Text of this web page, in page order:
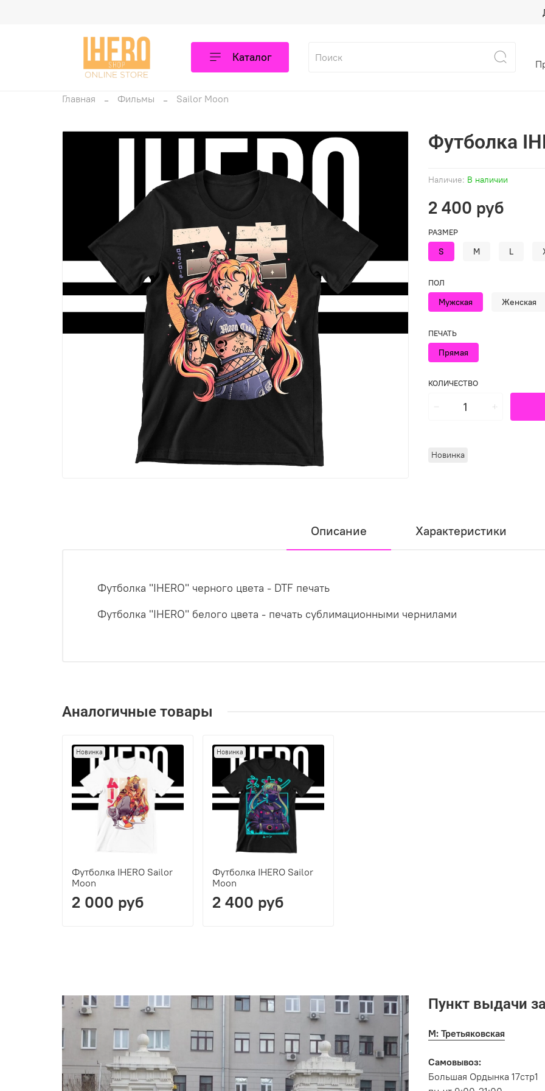
Каталог
Главная Фильмы Sailor Moon
Наличие: В наличии
Новинка
Футболка
2 400 руб
КОЛИЧЕСТВО
РАЗМЕР
S M L
ПОЛ
Мужская Женская
ПЕЧАТЬ
Прямая
Описание Характеристики
Футболка "IHERO" черного цвета - DTF печать
Футболка "IHERO" белого цвета - печать сублимационными чернилами
Аналогичные товары
Новинка
Футболка IHERO Sailor
Moon
2 000 руб
Новинка
Футболка IHERO Sailor
Moon
2 400 руб
Пункт выдачи
М: Третьяковская
Самовывоз:
Большая Ордынка 17стр1